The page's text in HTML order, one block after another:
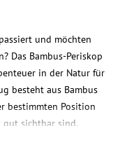
und möchten
Das Bambus-Periskop
in der Natur für
besteht aus Bambus
bestimmten Position
gut sichtbar sind.